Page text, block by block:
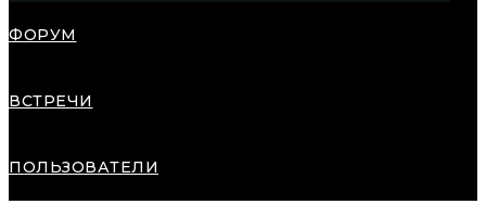
ФОРУМ
ВСТРЕЧИ
ПОЛЬЗОВАТЕЛИ